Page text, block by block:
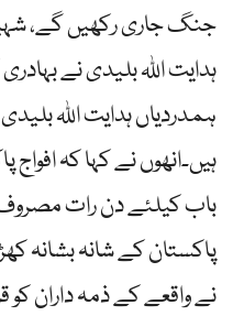
جنگ جاری رکھیں گے،
ہدایت اللہ بلیدی نے
ہمدردیاں ہدایت اللہ
ہیں۔انھوں نے کہا کہ
باب کیلئے دن رات مصروف
پاکستان کے شانہ بشانہ
نے واقعے کے ذمہ داران کو